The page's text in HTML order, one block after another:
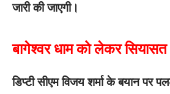
जारी की जाएगी।
बागेश्वर धाम को लेकर सियासत
डिप्टी सीएम विजय शर्मा के बयान पर